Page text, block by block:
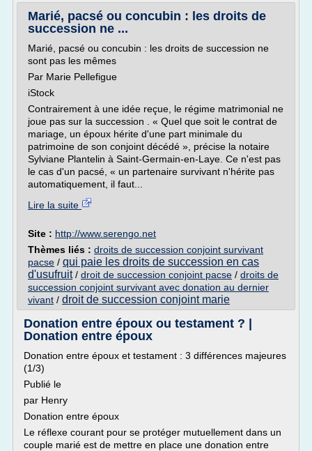
Marié, pacsé ou concubin : les droits de
succession ne ...
Marié, pacsé ou concubin : les droits de succession ne
sont pas les mêmes
Par Marie Pellefigue
iStock
Contrairement à une idée reçue, le régime matrimonial ne
joue pas sur la succession . « Quel que soit le contrat de
mariage, un époux hérite d'une part minimale du
patrimoine de son conjoint décédé », précise la notaire
Sylviane Plantelin à Saint-Germain-en-Laye. Ce n'est pas
le cas d'un pacsé, « un partenaire survivant n'hérite pas
automatiquement, il faut...
Lire la suite
Site : http://www.serengo.net
Thèmes liés : droits de succession conjoint survivant
pacse / qui paie les droits de succession en cas
d'usufruit/ droit de succession conjoint pacse / droits de
succession conjoint survivant avec donation au dernier
vivant / droit de succession conjoint marie
Donation entre époux ou testament ? |
Donation entre époux
Donation entre époux et testament : 3 différences majeures
(1/3)
Publié le
par Henry
Donation entre époux
Le réflexe courant pour se protéger mutuellement dans un
couple marié est de mettre en place une donation entre